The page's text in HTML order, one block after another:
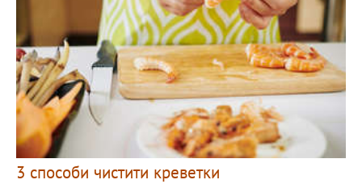
3 способи чистити креветки